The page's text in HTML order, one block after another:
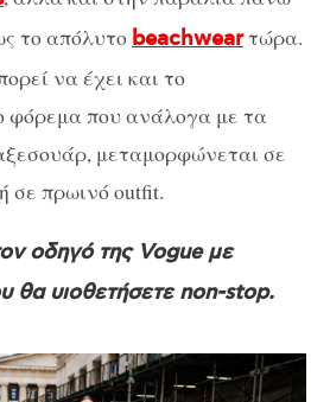
το απόλυτο beachwearτώρα.
να έχει και το
φόρεμα που ανάλογα με τα
μεταμορφώνεται σε
σε πρωινό outfit.
οδηγό της Vogue με
θα υιοθετήσετε non-stop.